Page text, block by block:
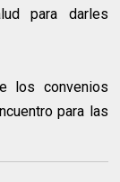
para darles
los convenios
para las